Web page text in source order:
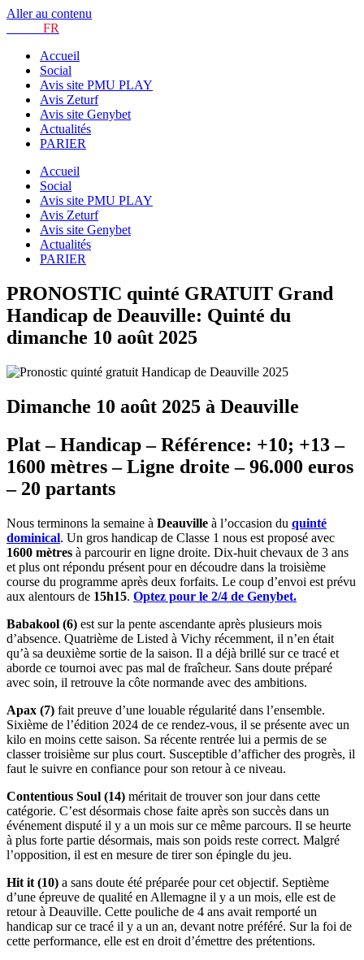
Aller au contenu
FR
Accueil
Social
Avis site PMU PLAY
Avis Zeturf
Avis site Genybet
Actualités
PARIER
Accueil
Social
Avis site PMU PLAY
Avis Zeturf
Avis site Genybet
Actualités
PARIER
PRONOSTIC quinté GRATUIT Grand
Handicap de Deauville: Quinté du
dimanche 10 août 2025
Dimanche 10 août 2025 à Deauville
Plat – Handicap – Référence: +10; +13 –
1600 mètres – Ligne droite – 96.000 euros
– 20 partants
Nous terminons la semaine à Deauville à l’occasion du quinté
dominical. Un gros handicap de Classe 1 nous est proposé avec
1600 mètres à parcourir en ligne droite. Dix-huit chevaux de 3 ans
et plus ont répondu présent pour en découdre dans la troisième
course du programme après deux forfaits. Le coup d’envoi est prévu
aux alentours de 15h15. Optez pour le 2/4 de Genybet.
Babakool (6) est sur la pente ascendante après plusieurs mois
d’absence. Quatrième de Listed à Vichy récemment, il n’en était
qu’à sa deuxième sortie de la saison. Il a déjà brillé sur ce tracé et
aborde ce tournoi avec pas mal de fraîcheur. Sans doute préparé
avec soin, il retrouve la côte normande avec des ambitions.
Apax (7) fait preuve d’une louable régularité dans l’ensemble.
Sixième de l’édition 2024 de ce rendez-vous, il se présente avec un
kilo en moins cette saison. Sa récente rentrée lui a permis de se
classer troisième sur plus court. Susceptible d’afficher des progrès, il
faut le suivre en confiance pour son retour à ce niveau.
Contentious Soul (14) méritait de trouver son jour dans cette
catégorie. C’est désormais chose faite après son succès dans un
événement disputé il y a un mois sur ce même parcours. Il se heurte
à plus forte partie désormais, mais son poids reste correct. Malgré
l’opposition, il est en mesure de tirer son épingle du jeu.
Hit it (10) a sans doute été préparée pour cet objectif. Septième
d’une épreuve de qualité en Allemagne il y a un mois, elle est de
retour à Deauville. Cette pouliche de 4 ans avait remporté un
handicap sur ce tracé il y a un an, devant notre préféré. Sur la foi de
cette performance, elle est en droit d’émettre des prétentions.